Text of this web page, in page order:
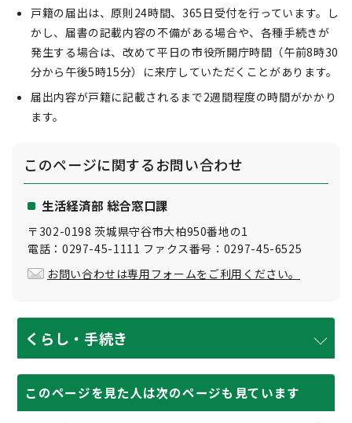
戸籍の届出は、原則24時間、365日受付を行っています。し
かし、届書の記載内容の不備がある場合や、各種手続きが
発生する場合は、改めて平日の市役所開庁時間（午前8時30
分から午後5時15分）に来庁していただくことがあります。
届出内容が戸籍に記載されるまで2週間程度の時間がかかり
ます。
このページに関するお問い合わせ
生活経済部 総合窓口課
〒302-0198 茨城県守谷市大柏950番地の1
電話：0297-45-1111 ファクス番号：0297-45-6525
お問い合わせは専用フォームをご利用ください。
くらし・手続き
このページを見た人は次のページも見ています